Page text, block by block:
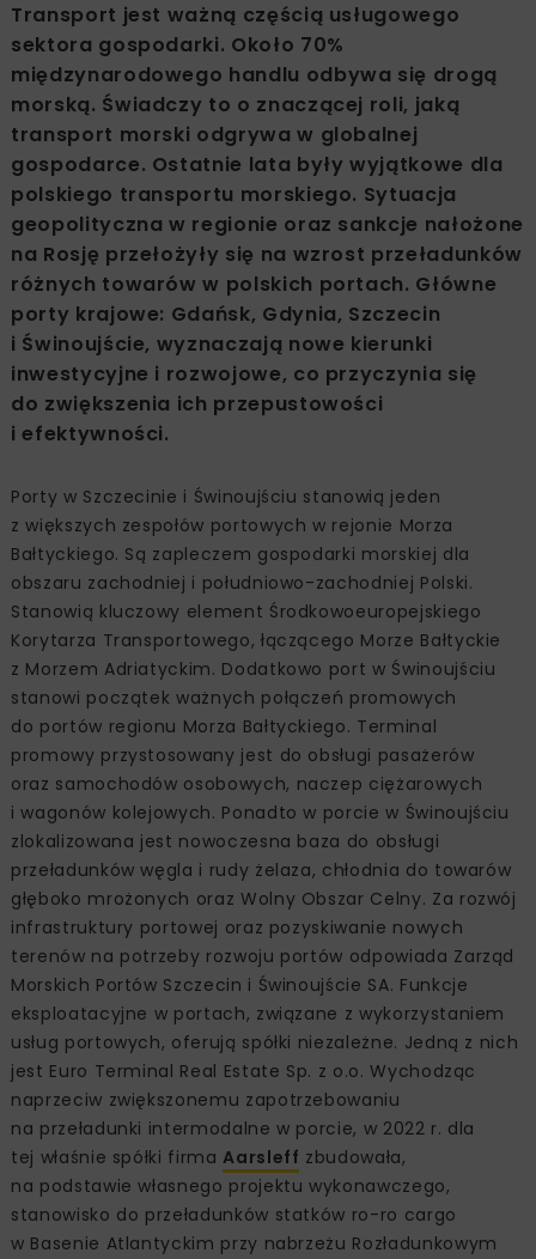
Transport jest ważną częścią usługowego
sektora gospodarki. Około 70%
międzynarodowego handlu odbywa się drogą
morską. Świadczy to o znaczącej roli, jaką
transport morski odgrywa w globalnej
gospodarce. Ostatnie lata były wyjątkowe dla
polskiego transportu morskiego. Sytuacja
geopolityczna w regionie oraz sankcje nałożone
na Rosję przełożyły się na wzrost przeładunków
różnych towarów w polskich portach. Główne
porty krajowe: Gdańsk, Gdynia, Szczecin
i Świnoujście, wyznaczają nowe kierunki
inwestycyjne i rozwojowe, co przyczynia się
do zwiększenia ich przepustowości
i efektywności.
Porty w Szczecinie i Świnoujściu stanowią jeden
z większych zespołów portowych w rejonie Morza
Bałtyckiego. Są zapleczem gospodarki morskiej dla
obszaru zachodniej i południowo-zachodniej Polski.
Stanowią kluczowy element Środkowoeuropejskiego
Korytarza Transportowego, łączącego Morze Bałtyckie
z Morzem Adriatyckim. Dodatkowo port w Świnoujściu
stanowi początek ważnych połączeń promowych
do portów regionu Morza Bałtyckiego. Terminal
promowy przystosowany jest do obsługi pasażerów
oraz samochodów osobowych, naczep ciężarowych
i wagonów kolejowych. Ponadto w porcie w Świnoujściu
zlokalizowana jest nowoczesna baza do obsługi
przeładunków węgla i rudy żelaza, chłodnia do towarów
głęboko mrożonych oraz Wolny Obszar Celny. Za rozwój
infrastruktury portowej oraz pozyskiwanie nowych
terenów na potrzeby rozwoju portów odpowiada Zarząd
Morskich Portów Szczecin i Świnoujście SA. Funkcje
eksploatacyjne w portach, związane z wykorzystaniem
usług portowych, oferują spółki niezależne. Jedną z nich
jest Euro Terminal Real Estate Sp. z o.o. Wychodząc
naprzeciw zwiększonemu zapotrzebowaniu
na przeładunki intermodalne w porcie, w 2022 r. dla
tej właśnie spółki firmaAarsleff zbudowała,
na podstawie własnego projektu wykonawczego,
stanowisko do przeładunków statków ro-ro cargo
w Basenie Atlantyckim przy nabrzeżu Rozładunkowym